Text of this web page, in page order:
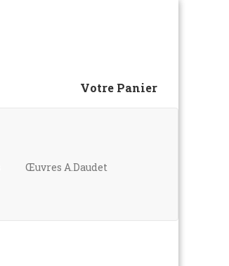
Votre Panier
Œuvres A.Daudet